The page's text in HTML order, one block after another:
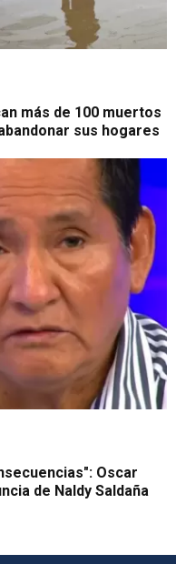
más de 100 muertos
sus hogares
Oscar
de Naldy Saldaña